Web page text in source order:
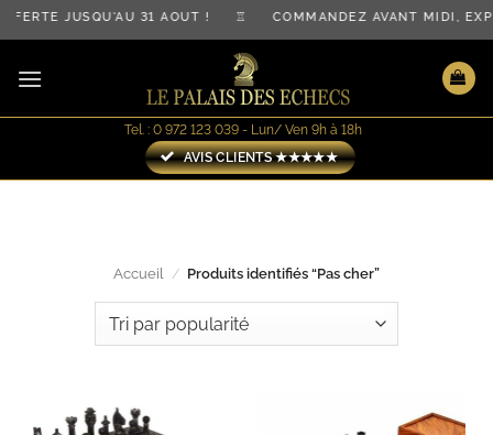
Passer
au
contenu
JUSQU'AU 31 AOÛT ! ♖ COMMANDEZ AVANT MIDI,
Tel. : 0 972 123 039 - Lun/ Ven 9h à 18h
AVIS CLIENTS ★★★★★
Accueil / Produits identifiés “Pas cher”